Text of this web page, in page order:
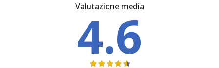
Valutazione media
4.6